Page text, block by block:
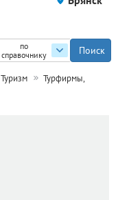
по
справочнику
Туризм
Турфирмы,